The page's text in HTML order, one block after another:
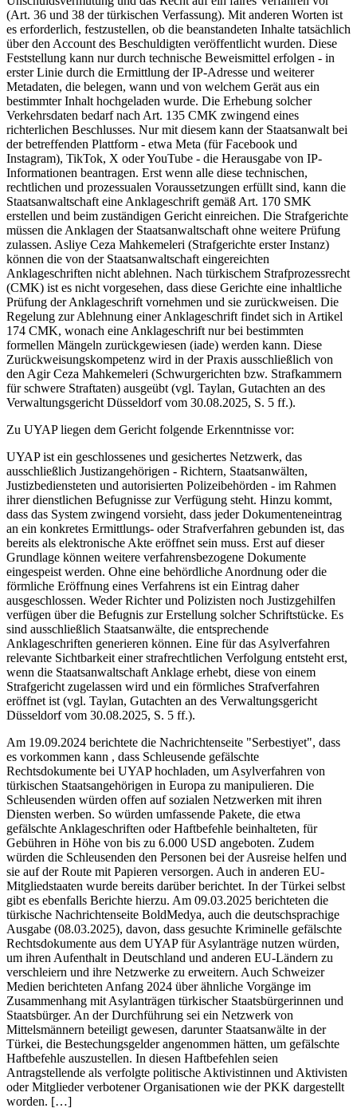
(Art. 36 und 38 der türkischen Verfassung). Mit anderen Worten ist
es erforderlich, festzustellen, ob die beanstandeten Inhalte tatsächlich
über den Account des Beschuldigten veröffentlicht wurden. Diese
Feststellung kann nur durch technische Beweismittel erfolgen - in
erster Linie durch die Ermittlung der IP-Adresse und weiterer
Metadaten, die belegen, wann und von welchem Gerät aus ein
bestimmter Inhalt hochgeladen wurde. Die Erhebung solcher
Verkehrsdaten bedarf nach Art. 135 CMK zwingend eines
richterlichen Beschlusses. Nur mit diesem kann der Staatsanwalt bei
der betreffenden Plattform - etwa Meta (für Facebook und
Instagram), TikTok, X oder YouTube - die Herausgabe von IP-
Informationen beantragen. Erst wenn alle diese technischen,
rechtlichen und prozessualen Voraussetzungen erfüllt sind, kann die
Staatsanwaltschaft eine Anklageschrift gemäß Art. 170 SMK
erstellen und beim zuständigen Gericht einreichen. Die Strafgerichte
müssen die Anklagen der Staatsanwaltschaft ohne weitere Prüfung
zulassen. Asliye Ceza Mahkemeleri (Strafgerichte erster Instanz)
können die von der Staatsanwaltschaft eingereichten
Anklageschriften nicht ablehnen. Nach türkischem Strafprozessrecht
(CMK) ist es nicht vorgesehen, dass diese Gerichte eine inhaltliche
Prüfung der Anklageschrift vornehmen und sie zurückweisen. Die
Regelung zur Ablehnung einer Anklageschrift findet sich in Artikel
174 CMK, wonach eine Anklageschrift nur bei bestimmten
formellen Mängeln zurückgewiesen (iade) werden kann. Diese
Zurückweisungskompetenz wird in der Praxis ausschließlich von
den Agir Ceza Mahkemeleri (Schwurgerichten bzw. Strafkammern
für schwere Straftaten) ausgeübt (vgl. Taylan, Gutachten an des
Verwaltungsgericht Düsseldorf vom 30.08.2025, S. 5 ff.).
Zu UYAP liegen dem Gericht folgende Erkenntnisse vor:
UYAP ist ein geschlossenes und gesichertes Netzwerk, das
ausschließlich Justizangehörigen - Richtern, Staatsanwälten,
Justizbediensteten und autorisierten Polizeibehörden - im Rahmen
ihrer dienstlichen Befugnisse zur Verfügung steht. Hinzu kommt,
dass das System zwingend vorsieht, dass jeder Dokumenteneintrag
an ein konkretes Ermittlungs- oder Strafverfahren gebunden ist, das
bereits als elektronische Akte eröffnet sein muss. Erst auf dieser
Grundlage können weitere verfahrensbezogene Dokumente
eingespeist werden. Ohne eine behördliche Anordnung oder die
förmliche Eröffnung eines Verfahrens ist ein Eintrag daher
ausgeschlossen. Weder Richter und Polizisten noch Justizgehilfen
verfügen über die Befugnis zur Erstellung solcher Schriftstücke. Es
sind ausschließlich Staatsanwälte, die entsprechende
Anklageschriften generieren können. Eine für das Asylverfahren
relevante Sichtbarkeit einer strafrechtlichen Verfolgung entsteht erst,
wenn die Staatsanwaltschaft Anklage erhebt, diese von einem
Strafgericht zugelassen wird und ein förmliches Strafverfahren
eröffnet ist (vgl. Taylan, Gutachten an des Verwaltungsgericht
Düsseldorf vom 30.08.2025, S. 5 ff.).
Am 19.09.2024 berichtete die Nachrichtenseite "Serbestiyet", dass
es vorkommen kann , dass Schleusende gefälschte
Rechtsdokumente bei UYAP hochladen, um Asylverfahren von
türkischen Staatsangehörigen in Europa zu manipulieren. Die
Schleusenden würden offen auf sozialen Netzwerken mit ihren
Diensten werben. So würden umfassende Pakete, die etwa
gefälschte Anklageschriften oder Haftbefehle beinhalteten, für
Gebühren in Höhe von bis zu 6.000 USD angeboten. Zudem
würden die Schleusenden den Personen bei der Ausreise helfen und
sie auf der Route mit Papieren versorgen. Auch in anderen EU-
Mitgliedstaaten wurde bereits darüber berichtet. In der Türkei selbst
gibt es ebenfalls Berichte hierzu. Am 09.03.2025 berichteten die
türkische Nachrichtenseite BoldMedya, auch die deutschsprachige
Ausgabe (08.03.2025), davon, dass gesuchte Kriminelle gefälschte
Rechtsdokumente aus dem UYAP für Asylanträge nutzen würden,
um ihren Aufenthalt in Deutschland und anderen EU-Ländern zu
verschleiern und ihre Netzwerke zu erweitern. Auch Schweizer
Medien berichteten Anfang 2024 über ähnliche Vorgänge im
Zusammenhang mit Asylanträgen türkischer Staatsbürgerinnen und
Staatsbürger. An der Durchführung sei ein Netzwerk von
Mittelsmännern beteiligt gewesen, darunter Staatsanwälte in der
Türkei, die Bestechungsgelder angenommen hätten, um gefälschte
Haftbefehle auszustellen. In diesen Haftbefehlen seien
Antragstellende als verfolgte politische Aktivistinnen und Aktivisten
oder Mitglieder verbotener Organisationen wie der PKK dargestellt
worden. […]